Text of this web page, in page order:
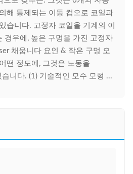
해 통제되는 이동 컵으로 코일과
습니다. 고정자 코일을 기계의 이
경우에, 높은 구멍을 가진 고정자
채웁니다 요인 & 작은 구멍 오
떤 정도에, 그것은 노동을
니다. (1) 기술적인 모수 모형 ...